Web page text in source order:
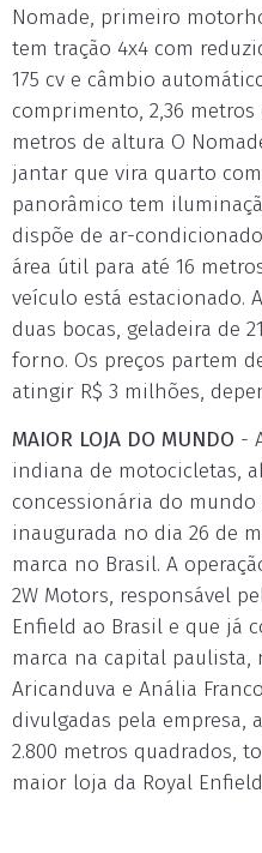
Nomade, primeiro
tem tração 4x4 com
175 cv e câmbio
comprimento, 2,36 metros
metros de altura O
jantar que vira quarto com
panorâmico tem
dispõe de ar-
área útil para até 16
veículo está estacionado.
duas bocas, geladeira de
forno. Os preços partem
atingir R$ 3 milhões,
MAIOR LOJA DO MUNDO -
indiana de motocicletas,
concessionária do mundo
inaugurada no dia 26 de
marca no Brasil. A
2W Motors, responsável
Enfield ao Brasil e que já
marca na capital paulista,
Aricanduva e Anália
divulgadas pela empresa,
2.800 metros quadrados,
maior loja da Royal